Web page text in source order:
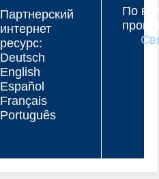
Партнерский
интернет
ресурс:
Deutsch
English
Español
Français
Português
По